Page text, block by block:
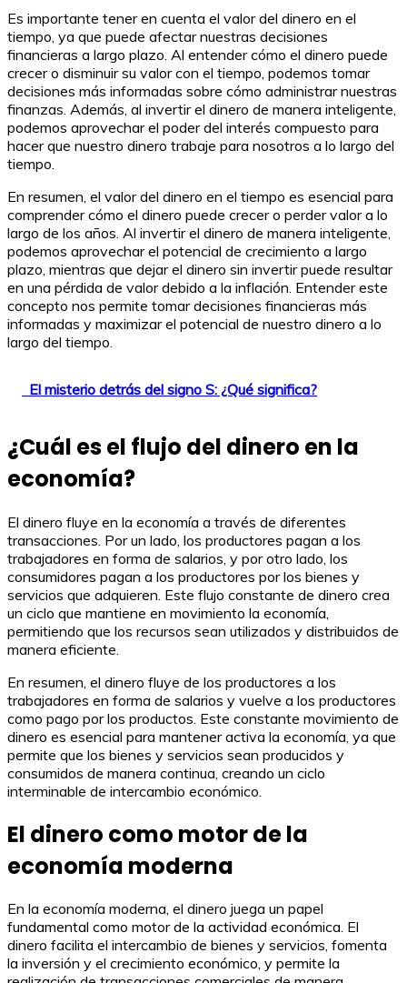
Es importante tener en cuenta el valor del dinero en el
tiempo, ya que puede afectar nuestras decisiones
financieras a largo plazo. Al entender cómo el dinero puede
crecer o disminuir su valor con el tiempo, podemos tomar
decisiones más informadas sobre cómo administrar nuestras
finanzas. Además, al invertir el dinero de manera inteligente,
podemos aprovechar el poder del interés compuesto para
hacer que nuestro dinero trabaje para nosotros a lo largo del
tiempo.
En resumen, el valor del dinero en el tiempo es esencial para
comprender cómo el dinero puede crecer o perder valor a lo
largo de los años. Al invertir el dinero de manera inteligente,
podemos aprovechar el potencial de crecimiento a largo
plazo, mientras que dejar el dinero sin invertir puede resultar
en una pérdida de valor debido a la inflación. Entender este
concepto nos permite tomar decisiones financieras más
informadas y maximizar el potencial de nuestro dinero a lo
largo del tiempo.
El misterio detrás del signo S: ¿Qué significa?
¿Cuál es el flujo del dinero en la
economía?
El dinero fluye en la economía a través de diferentes
transacciones. Por un lado, los productores pagan a los
trabajadores en forma de salarios, y por otro lado, los
consumidores pagan a los productores por los bienes y
servicios que adquieren. Este flujo constante de dinero crea
un ciclo que mantiene en movimiento la economía,
permitiendo que los recursos sean utilizados y distribuidos de
manera eficiente.
En resumen, el dinero fluye de los productores a los
trabajadores en forma de salarios y vuelve a los productores
como pago por los productos. Este constante movimiento de
dinero es esencial para mantener activa la economía, ya que
permite que los bienes y servicios sean producidos y
consumidos de manera continua, creando un ciclo
interminable de intercambio económico.
El dinero como motor de la
economía moderna
En la economía moderna, el dinero juega un papel
fundamental como motor de la actividad económica. El
dinero facilita el intercambio de bienes y servicios, fomenta
la inversión y el crecimiento económico, y permite la